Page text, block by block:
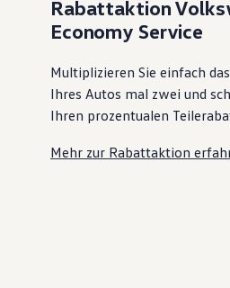
Rabattaktion
Economy Service
Multiplizieren Sie einfach
Ihres Autos mal zwei und
Ihren prozentualen
Mehr zur Rabattaktion